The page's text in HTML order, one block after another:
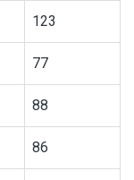
123
77
88
86